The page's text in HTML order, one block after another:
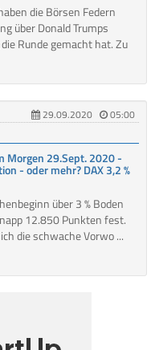
die Börsen Federn
über Donald Trumps
Runde gemacht hat. Zu
29.09.2020
05:00
Morgen 29.Sept. 2020 -
- oder mehr? DAX 3,2 %
über 3 % Boden
12.850 Punkten fest.
die schwache Vorwo ...